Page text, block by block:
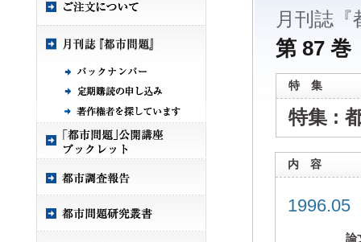
月刊誌『
第 87
特 集
特集 :
内 容
論